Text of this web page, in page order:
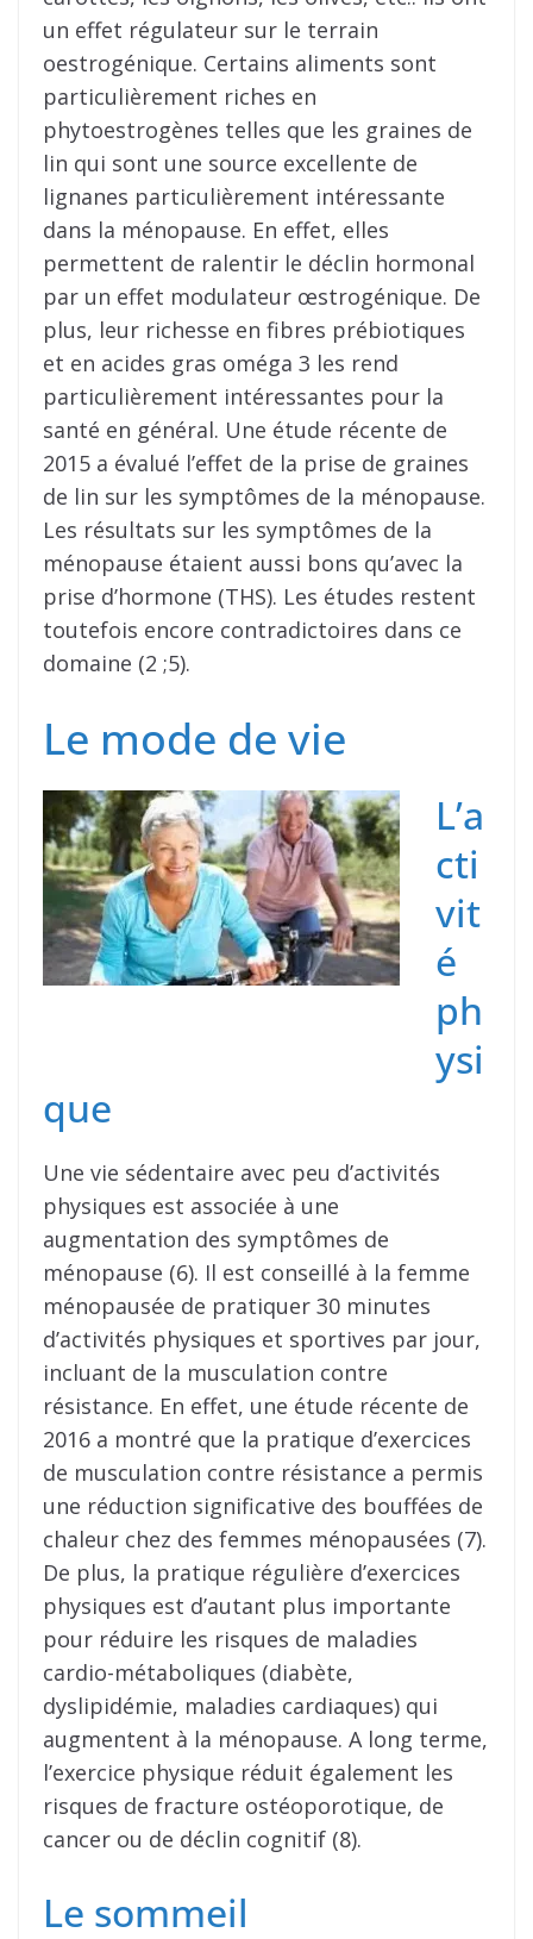
un effet régulateur sur le terrain
oestrogénique. Certains aliments sont
particulièrement riches en
phytoestrogènes telles que les graines de
lin qui sont une source excellente de
lignanes particulièrement intéressante
dans la ménopause. En effet, elles
permettent de ralentir le déclin hormonal
par un effet modulateur œstrogénique. De
plus, leur richesse en fibres prébiotiques
et en acides gras oméga 3 les rend
particulièrement intéressantes pour la
santé en général. Une étude récente de
2015 a évalué l’effet de la prise de graines
de lin sur les symptômes de la ménopause.
Les résultats sur les symptômes de la
ménopause étaient aussi bons qu’avec la
prise d’hormone (THS). Les études restent
toutefois encore contradictoires dans ce
domaine (2 ;5).
Le mode de vie
L’a
cti
vit
é
ph
ysi
que
Une vie sédentaire avec peu d’activités
physiques est associée à une
augmentation des symptômes de
ménopause (6). Il est conseillé à la femme
ménopausée de pratiquer 30 minutes
d’activités physiques et sportives par jour,
incluant de la musculation contre
résistance. En effet, une étude récente de
2016 a montré que la pratique d’exercices
de musculation contre résistance a permis
une réduction significative des bouffées de
chaleur chez des femmes ménopausées (7).
De plus, la pratique régulière d’exercices
physiques est d’autant plus importante
pour réduire les risques de maladies
cardio-métaboliques (diabète,
dyslipidémie, maladies cardiaques) qui
augmentent à la ménopause. A long terme,
l’exercice physique réduit également les
risques de fracture ostéoporotique, de
cancer ou de déclin cognitif (8).
Le sommeil